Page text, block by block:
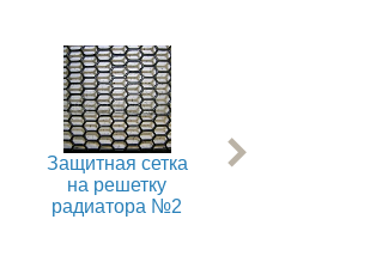
Защитная сетка
на решетку
радиатора №2